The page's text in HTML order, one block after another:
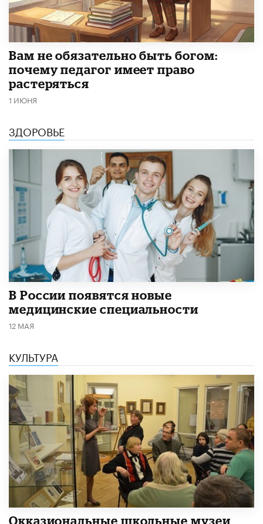
​Вам не обязательно быть богом:
почему педагог имеет право
растеряться
1 ИЮНЯ
ЗДОРОВЬЕ
В России появятся новые
медицинские специальности
12 МАЯ
КУЛЬТУРА
​Окказиональные школьные музеи